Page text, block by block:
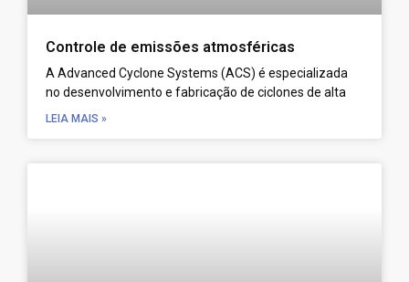
Controle de emissões atmosféricas
A Advanced Cyclone Systems (ACS) é especializada
no desenvolvimento e fabricação de ciclones de alta
LEIA MAIS »